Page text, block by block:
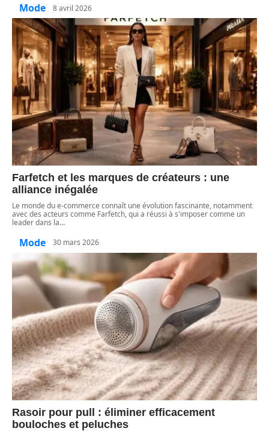
Mode 8 avril 2026
Farfetch et les marques de créateurs : une
alliance inégalée
Le monde du e-commerce connaît une évolution fascinante, notamment
avec des acteurs comme Farfetch, qui a réussi à s'imposer comme un
leader dans la…
Mode 30 mars 2026
Rasoir pour pull : éliminer efficacement
bouloches et peluches